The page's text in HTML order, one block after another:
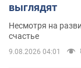
выглядят
Несмотря на
счастье
9.08.2026 04:01